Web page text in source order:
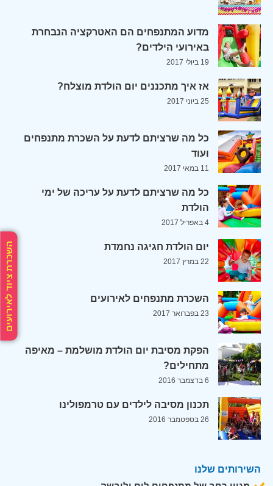
השכרת ציוד לאירועים
מדוע המתנפחים הם האטרקציה הנבחרת
באירועי הילדים?
19 ביולי 2017
אז איך מתכננים יום הולדת מוצלח?
25 ביוני 2017
כל מה שרציתם לדעת על השכרת מתנפחים
ועוד
11 במאי 2017
כל מה שרציתם לדעת על עריכה של ימי
הולדת
4 באפריל 2017
יום הולדת חגיגה נחמדת
22 במרץ 2017
השכרת מתנפחים לאירועים
23 בפברואר 2017
הפקת מסיבת יום הולדת מושלמת – מאיפה
מתחילים?
6 בדצמבר 2016
תכנון מסיבה לילדים עם טרמפולינו
26 בספטמבר 2016
השירותים שלנו